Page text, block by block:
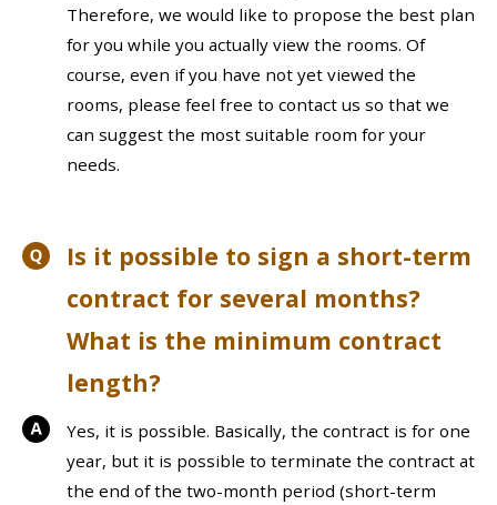
Therefore, we would like to propose the best plan
for you while you actually view the rooms. Of
course, even if you have not yet viewed the
rooms, please feel free to contact us so that we
can suggest the most suitable room for your
needs.
Is it possible to sign a short-term
contract for several months?
What is the minimum contract
length?
Yes, it is possible. Basically, the contract is for one
year, but it is possible to terminate the contract at
the end of the two-month period (short-term